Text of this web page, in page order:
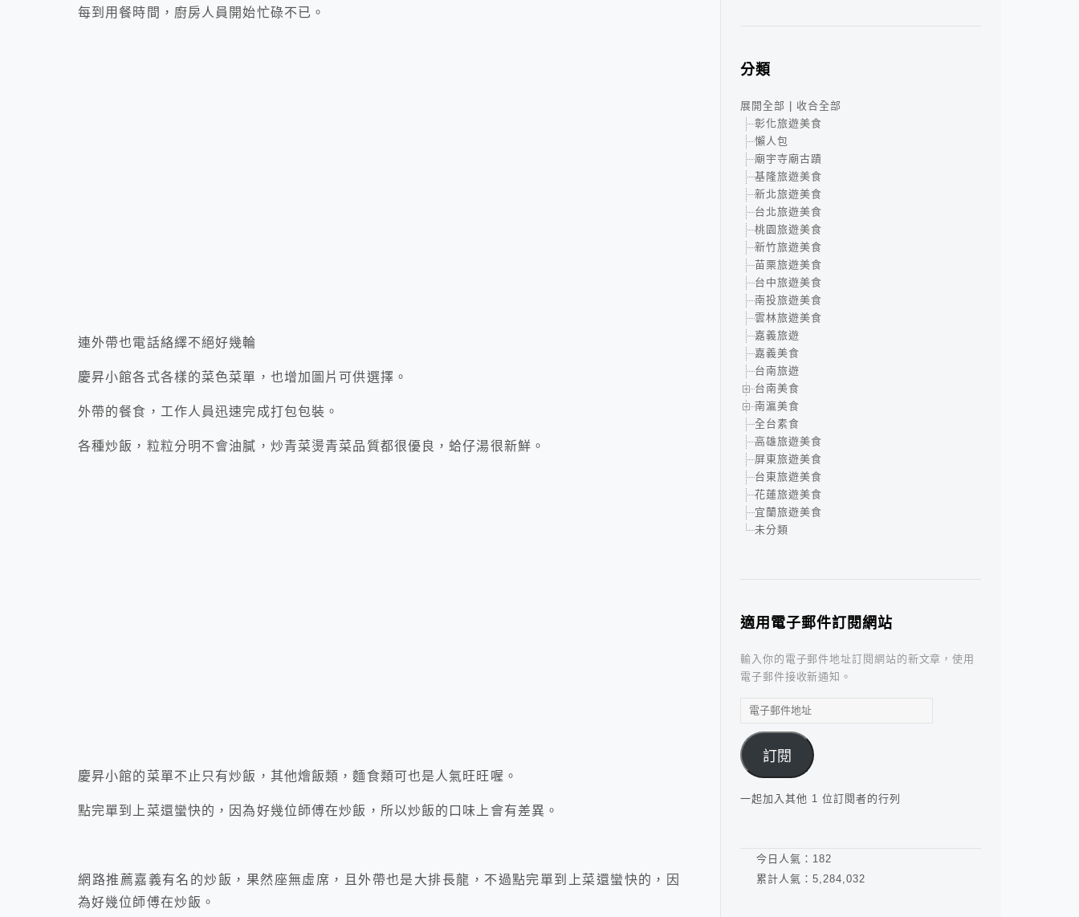
每到用餐時間，廚房人員開始忙碌不已。
連外帶也電話絡繹不絕好幾輪
慶昇小館各式各樣的菜色菜單，也增加圖片可供選擇。
外帶的餐食，工作人員迅速完成打包包裝。
各種炒飯，粒粒分明不會油膩，炒青菜燙青菜品質都很優良，蛤仔湯很新鮮。
慶昇小館的菜單不止只有炒飯，其他燴飯類，麵食類可也是人氣旺旺喔。
點完單到上菜還蠻快的，因為好幾位師傅在炒飯，所以炒飯的口味上會有差異。
網路推薦嘉義有名的炒飯，果然座無虛席，且外帶也是大排長龍，不過點完單到上菜還蠻快的，因
為好幾位師傅在炒飯。
分類
展開全部
收合全部
彰化旅遊美食
懶人包
廟宇寺廟古蹟
基隆旅遊美食
新北旅遊美食
台北旅遊美食
桃園旅遊美食
新竹旅遊美食
苗栗旅遊美食
台中旅遊美食
南投旅遊美食
雲林旅遊美食
嘉義旅遊
嘉義美食
台南旅遊
台南美食
南瀛美食
全台素食
高雄旅遊美食
屏東旅遊美食
台東旅遊美食
花蓮旅遊美食
宜蘭旅遊美食
未分類
適用電子郵件訂閱網站
輸入你的電子郵件地址訂閱網站的新文章，使用
電子郵件接收新通知。
電
郵
件
地
址
訂閱
一起加入其他 1 位訂閱者的行列
今日人氣： 182
累計人氣： 5,284,032